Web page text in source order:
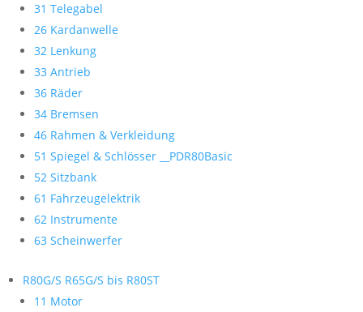
31 Telegabel
26 Kardanwelle
32 Lenkung
33 Antrieb
36 Räder
34 Bremsen
46 Rahmen & Verkleidung
51 Spiegel & Schlösser __PDR80Basic
52 Sitzbank
61 Fahrzeugelektrik
62 Instrumente
63 Scheinwerfer
R80G/S R65G/S bis R80ST
11 Motor